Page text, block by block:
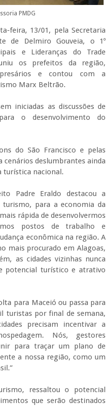
PMDG
feira, 13/01, pela Secretaria
de Delmiro Gouveia, o 1º
e Lideranças do Trade
os prefeitos da região,
e contou com a
Marx Beltrão.
iniciadas as discussões de
o desenvolvimento do
do São Francisco e pelas
cenários deslumbrantes ainda
turística nacional.
Padre Eraldo destacou a
para a economia da
rápida de desenvolvermos
postos de trabalho e
econômica na região. A
mais procurado em Alagoas,
as cidades vizinhas nunca
potencial turístico e atrativo
para Maceió ou passa para
turistas por final de semana,
precisam incentivar a
Nós, gestores
para traçar um plano de
a nossa região, como um
ressaltou o potencial
que serão destinados